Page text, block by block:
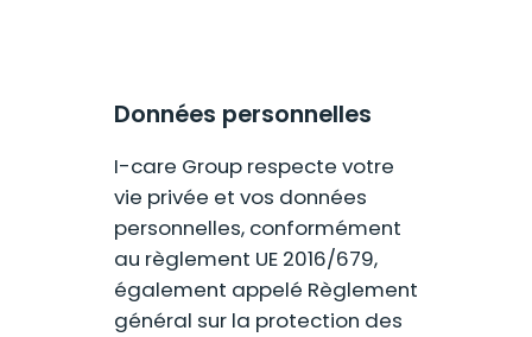
Données personnelles
I-care Group respecte votre
vie privée et vos données
personnelles, conformément
au règlement UE 2016/679,
également appelé Règlement
général sur la protection des